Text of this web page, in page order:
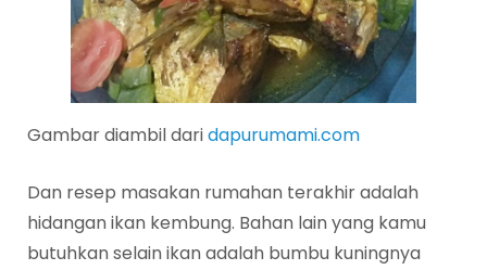
Gambar diambil daridapurumami.com
Dan resep masakan rumahan terakhir adalah
hidangan ikan kembung. Bahan lain yang kamu
butuhkan selain ikan adalah bumbu kuningnya